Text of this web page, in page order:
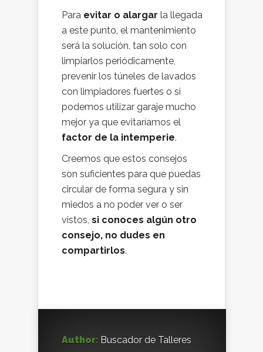
Para evitar o alargar la llegada
a este punto, el mantenimiento
será la solución, tan solo con
limpiarlos periódicamente,
prevenir los túneles de lavados
con limpiadores fuertes o si
podemos utilizar garaje mucho
mejor ya que evitaríamos el
factor de la intemperie.
Creemos que estos consejos
son suficientes para que puedas
circular de forma segura y sin
miedos a no poder ver o ser
vistos, si conoces algún otro
consejo, no dudes en
compartirlos.
Author: Buscador de Talleres